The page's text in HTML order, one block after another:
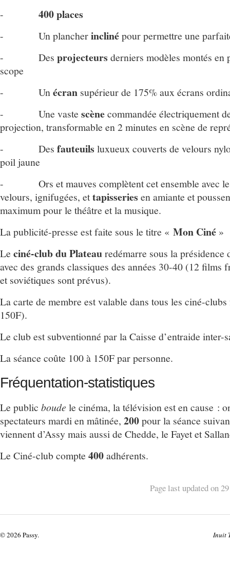
- 400 places
- Un plancherinclinépour permettre une
- Des projecteurs derniers modèles montés en
scope
- Unécran supérieur de 175% aux écrans
- Une vaste scènecommandée électriquement
projection, transformable en 2 minutes en scène de
- Des fauteuils luxueux couverts de velours
poil jaune
- Ors et mauves complètent cet ensemble avec
velours, ignifugées, ettapisseries en amiante et
maximum pour le théâtre et la musique.
La publicité-presse est faite sous le titre « Mon Ciné »
Le ciné-club du Plateauredémarre sous la présidence
avec des grands classiques des années 30-40 (12 films
et soviétiques sont prévus).
La carte de membre est valable dans tous les ciné-
150F).
Le club est subventionné par la Caisse d’entraide inter-
La séance coûte 100 à 150F par personne.
Fréquentation-statistiques
Le public boude le cinéma, la télévision est en cause :
spectateurs mardi en mâtinée, 200pour la séance
viennent d’Assy mais aussi de Chedde, le Fayet et
Le Ciné-club compte 400adhérents.
Page last updated on
© 2026 Passy. Inuit